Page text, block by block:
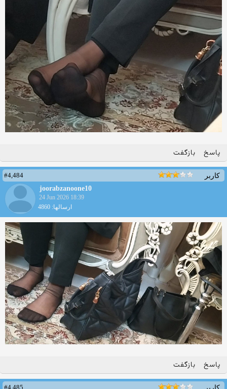
پاسخ بازگفت
کاربر
#4,484
joorabzanoone10
24 Jun 2026 18:39
ارسالها: 4860
پاسخ بازگفت
#4,485